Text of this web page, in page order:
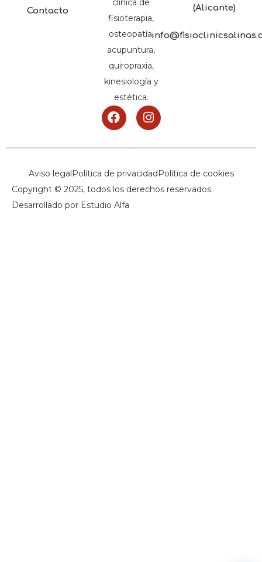
Contacto
clínica de
fisioterapia,
osteopatía,
acupuntura,
quiropraxia,
kinesiología y
estética.
(Alicante)
Aviso legalPolítica de privacidadPolítica de cookies
Copyright © 2025, todos los derechos reservados.
Desarrollado por Estudio Alfa